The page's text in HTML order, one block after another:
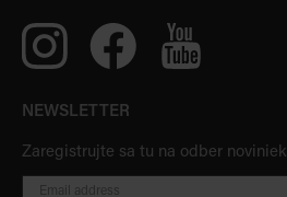
NEWSLETTER
Zaregistrujte sa tu na odber noviniek